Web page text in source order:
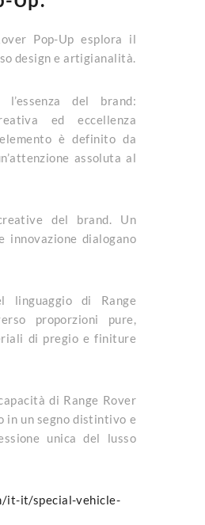
Pop-Up esplora il
design e artigianalità.
del brand:
ed eccellenza
è definito da
assoluta al
del brand. Un
innovazione dialogano
linguaggio di Range
proporzioni pure,
di pregio e finiture
di Range Rover
un segno distintivo e
unica del lusso
it-it/special-vehicle-